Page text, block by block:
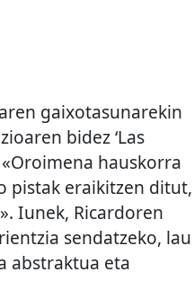
gaixotasunarekin
bidez ‘Las
hauskorra
pistak eraikitzen ditut,
Iunek, Ricardoren
sendatzeko, lau
abstraktua eta